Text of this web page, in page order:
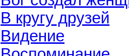
В кругу друзей
Видение